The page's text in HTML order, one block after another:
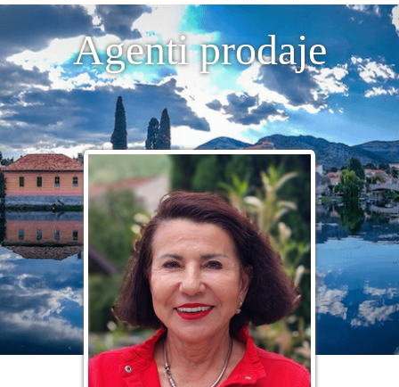
Agenti prodaje